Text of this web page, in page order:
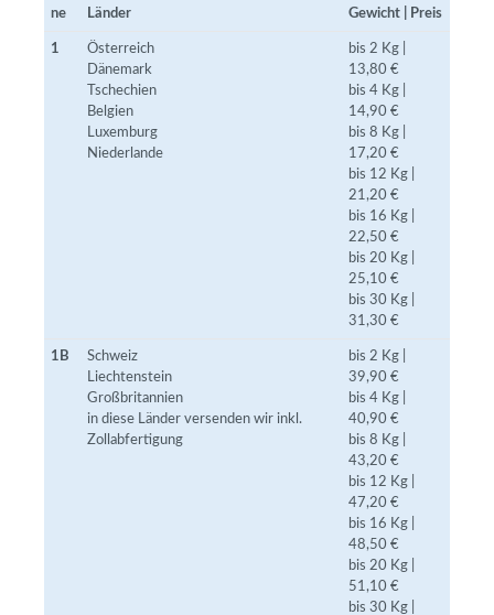
ne
Länder Gewicht | Preis
1
Österreich
Dänemark
Tschechien
Belgien
Luxemburg
Niederlande
bis 2 Kg |
13,80 €
bis 4 Kg |
14,90 €
bis 8 Kg |
17,20 €
bis 12 Kg |
21,20 €
bis 16 Kg |
22,50 €
bis 20 Kg |
25,10 €
bis 30 Kg |
31,30 €
1B
Schweiz
Liechtenstein
Großbritannien
in diese Länder versenden wir inkl.
Zollabfertigung
bis 2 Kg |
39,90 €
bis 4 Kg |
40,90 €
bis 8 Kg |
43,20 €
bis 12 Kg |
47,20 €
bis 16 Kg |
48,50 €
bis 20 Kg |
51,10 €
bis 30 Kg |